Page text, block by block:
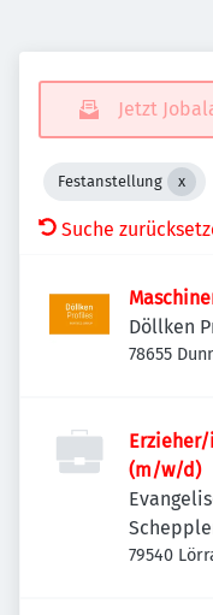
Jetzt
Festanstellung
Suche
Döllken
78655
Erzieher/
(m/w/d)
79540